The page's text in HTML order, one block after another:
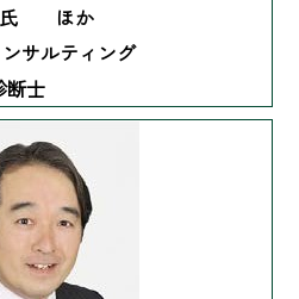
氏 ほか
サルティング
断士